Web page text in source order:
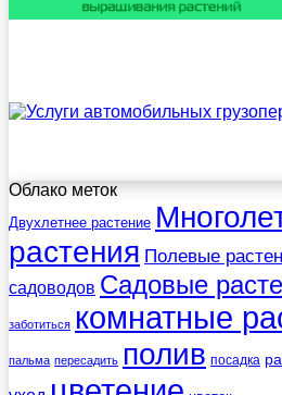
Облако меток
Двухлетнее растение
растения Полевые
садоводов Садовые
заботиться комнатные
пальма пересадить полив посадка